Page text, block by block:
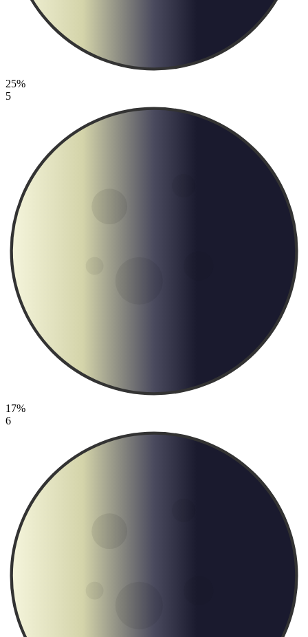
25%
5
17%
6